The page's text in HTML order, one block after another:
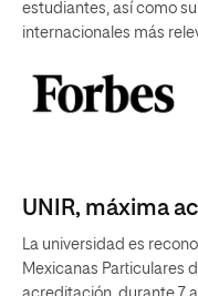
estudiantes, así como
internacionales más
UNIR, máxima
La universidad es
Mexicanas Particulares